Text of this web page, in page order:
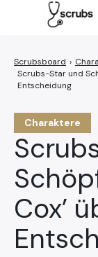
Charaktere
Cox’
›
Scrubs-Star und
Entscheidung